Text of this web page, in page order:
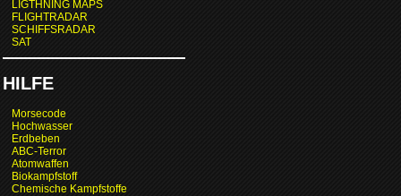
LIGTHNING MAPS
FLIGHTRADAR
SCHIFFSRADAR
SAT
HILFE
Morsecode
Hochwasser
Erdbeben
ABC-Terror
Atomwaffen
Biokampfstoff
Chemische Kampfstoffe